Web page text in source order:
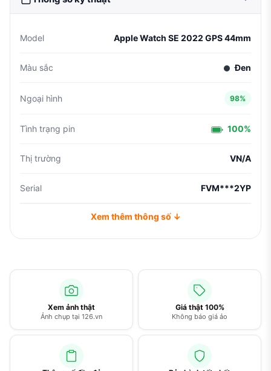
Xem ảnh thật
Ảnh chụp tại 126.vn
Giá thật 100%
Không báo giá ảo
Model Apple Watch SE 2022 GPS 44mm
Màu sắc Đen
Ngoại hình 98%
Tình trạng pin 100%
Thị trường VN/A
Serial FVM***2YP
Xem thêm thông số ↓